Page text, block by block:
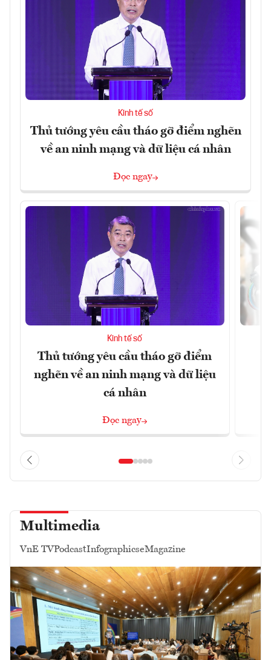
Kinh tế số
Thủ tướng yêu cầu tháo gỡ điểm nghẽn
về an ninh mạng và dữ liệu cá nhân
Đọc ngay
Kinh tế số
Thủ tướng yêu cầu tháo gỡ điểm
nghẽn về an ninh mạng và dữ liệu
cá nhân
Đọc ngay
Multimedia
VnE TVPodcastInfographicseMagazine